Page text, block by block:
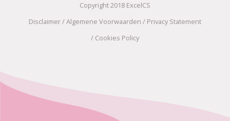
Copyright 2018 ExcelCS
Disclaimer/Algemene Voorwaarden / Privacy Statement
/ Cookies Policy